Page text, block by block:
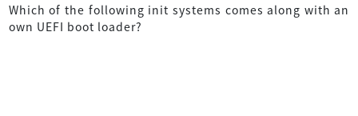
Which of the following init systems comes along with an
own UEFI boot loader?